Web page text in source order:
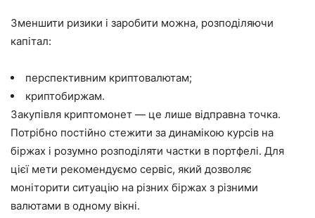
Зменшити ризики і заробити можна, розподіляючи
капітал:
перспективним криптовалютам;
криптобиржам.
Закупівля криптомонет — це лише відправна точка.
Потрібно постійно стежити за динамікою курсів на
біржах і розумно розподіляти частки в портфелі. Для
цієї мети рекомендуємо сервіс, який дозволяє
моніторити ситуацію на різних біржах з різними
валютами в одному вікні.